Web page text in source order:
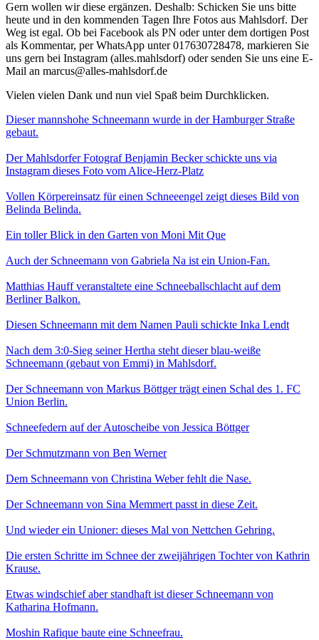
Gern wollen wir diese ergänzen. Deshalb: Schicken Sie uns bitte
heute und in den kommenden Tagen Ihre Fotos aus Mahlsdorf. Der
Weg ist egal. Ob bei Facebook als PN oder unter dem dortigen Post
als Kommentar, per WhatsApp unter 017630728478, markieren Sie
uns gern bei Instagram (alles.mahlsdorf) oder senden Sie uns eine E-
Mail an marcus@alles-mahlsdorf.de
Vielen vielen Dank und nun viel Spaß beim Durchklicken.
Dieser mannshohe Schneemann wurde in der Hamburger Straße
gebaut.
Der Mahlsdorfer Fotograf Benjamin Becker schickte uns via
Instagram dieses Foto vom Alice-Herz-Platz
Vollen Körpereinsatz für einen Schneeengel zeigt dieses Bild von
Belinda Belinda.
Ein toller Blick in den Garten von Moni Mit Que
Auch der Schneemann von Gabriela Na ist ein Union-Fan.
Matthias Hauff veranstaltete eine Schneeballschlacht auf dem
Berliner Balkon.
Diesen Schneemann mit dem Namen Pauli schickte Inka Lendt
Nach dem 3:0-Sieg seiner Hertha steht dieser blau-weiße
Schneemann (gebaut von Emmi) in Mahlsdorf.
Der Schneemann von Markus Böttger trägt einen Schal des 1. FC
Union Berlin.
Schneefedern auf der Autoscheibe von Jessica Böttger
Der Schmutzmann von Ben Werner
Dem Schneemann von Christina Weber fehlt die Nase.
Der Schneemann von Sina Memmert passt in diese Zeit.
Und wieder ein Unioner: dieses Mal von Nettchen Gehring.
Die ersten Schritte im Schnee der zweijährigen Tochter von Kathrin
Krause.
Etwas windschief aber standhaft ist dieser Schneemann von
Katharina Hofmann.
Moshin Rafique baute eine Schneefrau.